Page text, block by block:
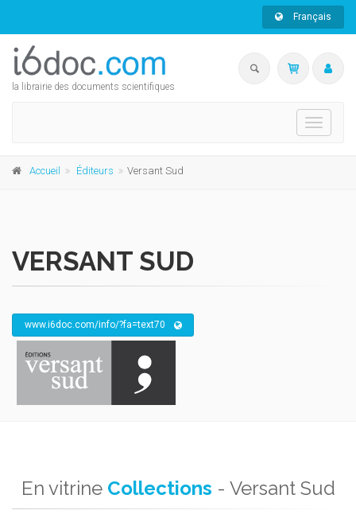
Français
la librairie des documents scientifiques
Toggle
Accueil Éditeurs Versant Sud
VERSANT SUD
www.i6doc.com/info/?fa=text70
En vitrine Collections - Versant Sud